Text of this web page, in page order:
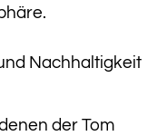
Nachhaltigkeit
der Tom